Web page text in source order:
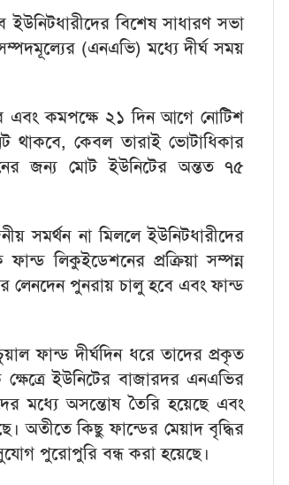
ইউনিটধারীদের বিশেষ সাধারণ সভা
(এনএভি) মধ্যে দীর্ঘ সময়
এবং কমপক্ষে ২১ দিন আগে নোটিশ
থাকবে, কেবল তারাই ভোটাধিকার
জন্য মোট ইউনিটের অন্তত ৭৫
সমর্থন না মিললে ইউনিটধারীদের
ফান্ড লিকুইডেশনের প্রক্রিয়া সম্পন্ন
লেনদেন পুনরায় চালু হবে এবং ফান্ড
ফান্ড দীর্ঘদিন ধরে তাদের প্রকৃত
ইউনিটের বাজারদর এনএভির
মধ্যে অসন্তোষ তৈরি হয়েছে এবং
অতীতে কিছু ফান্ডের মেয়াদ বৃদ্ধির
সুযোগ পুরোপুরি বন্ধ করা হয়েছে।